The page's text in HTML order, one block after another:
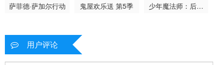
萨菲德·萨加尔行动 鬼屋欢乐送 第5季
少年魔法师：后继
用户评论